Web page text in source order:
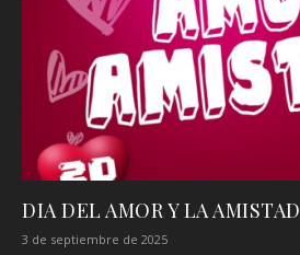
DIA DEL AMOR Y LA AMISTAD
3 de septiembre de 2025